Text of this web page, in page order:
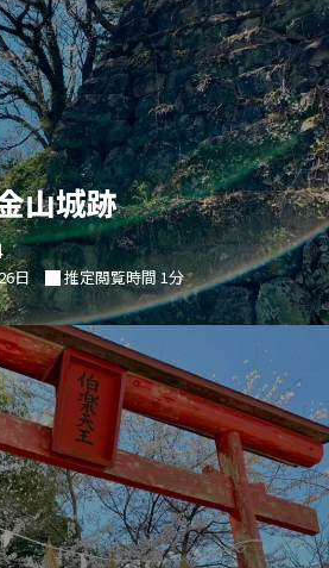
山城跡
日 推定閲覧時間 1分